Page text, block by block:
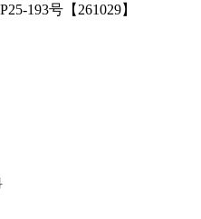
193号【261029】